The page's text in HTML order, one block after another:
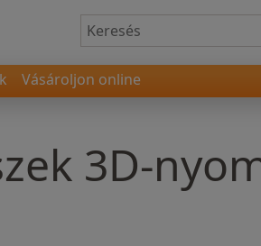
Vásároljon online
3D-